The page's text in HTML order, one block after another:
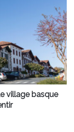
village basque